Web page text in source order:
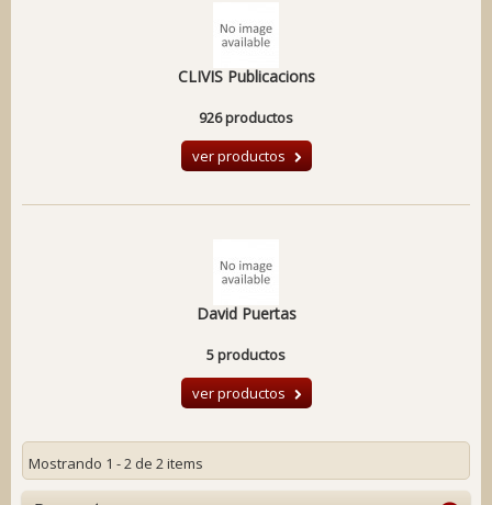
CLIVIS Publicacions
926 productos
ver productos
David Puertas
5 productos
ver productos
Mostrando 1 - 2 de 2 items